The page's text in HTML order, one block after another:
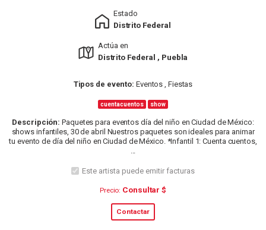
Estado
Distrito Federal
Actúa en
Distrito Federal , Puebla
Tipos de evento: Eventos , Fiestas
cuentacuentos show
Descripción: Paquetes para eventos día del niño en Ciudad de México:
shows infantiles, 30 de abril Nuestros paquetes son ideales para animar
tu evento de día del niño en Ciudad de México. *Infantil 1: Cuenta cuentos,
...
Este artista puede emitir facturas
Precio: Consultar $
Contactar